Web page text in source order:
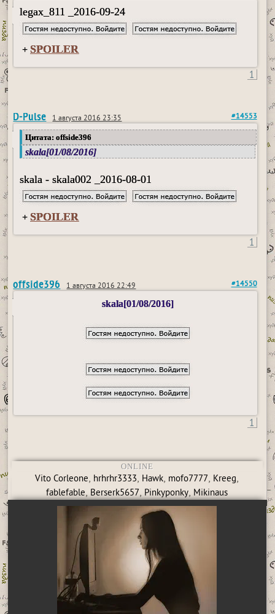
legax_811 _2016-09-24
+ SPOILER
1
D-Pulse 1 августа 2016 23:35 #14553
Цитата: offside396
skala[01/08/2016]
skala - skala002 _2016-08-01
+ SPOILER
1
offside396 1 августа 2016 22:49 #14550
skala[01/08/2016]
1
ONLINE
Vito Corleone, hrhrhr3333, Hawk, mofo7777, Kreeg,
fablefable, Berserk5657, Pinkyponky, Mikinaus